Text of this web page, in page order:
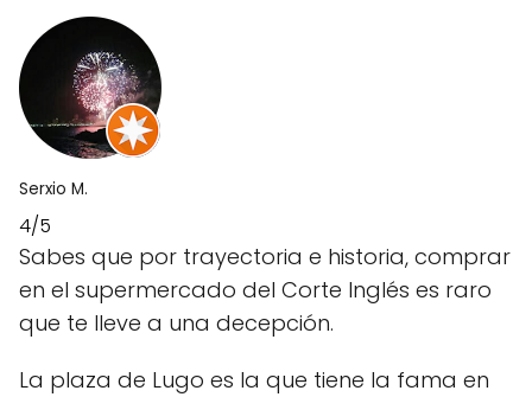
Serxio M.
4/5
Sabes que por trayectoria e historia, comprar
en el supermercado del Corte Inglés es raro
que te lleve a una decepción.
La plaza de Lugo es la que tiene la fama en